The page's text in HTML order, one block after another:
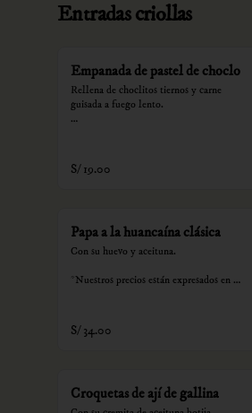
Entradas criollas
Empanada de pastel de choclo
Rellena de choclitos tiernos y carne
guisada a fuego lento.
recargo al consumo.
S/ 19.00
Papa a la huancaína clásica
Con su huevo y aceituna.
*Nuestros precios están expresados en
S/ 34.00
Croquetas de ají de gallina